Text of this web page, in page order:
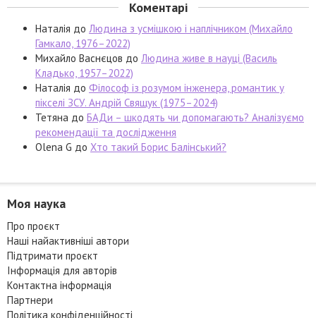
Коментарі
Наталія до Людина з усмішкою і наплічником (Михайло
Гамкало, 1976–2022)
Михайло Васнєцов до Людина живе в науці (Василь
Кладько, 1957–2022)
Наталія до Філософ із розумом інженера, романтик у
пікселі ЗСУ. Андрій Свящук (1975–2024)
Тетяна до БАДи – шкодять чи допомагають? Аналізуємо
рекомендації та дослідження
Olena G до Хто такий Борис Балінський?
Моя наука
Про проєкт
Наші найактивніші автори
Підтримати проєкт
Інформація для авторів
Контактна інформація
Партнери
Політика конфіденційності